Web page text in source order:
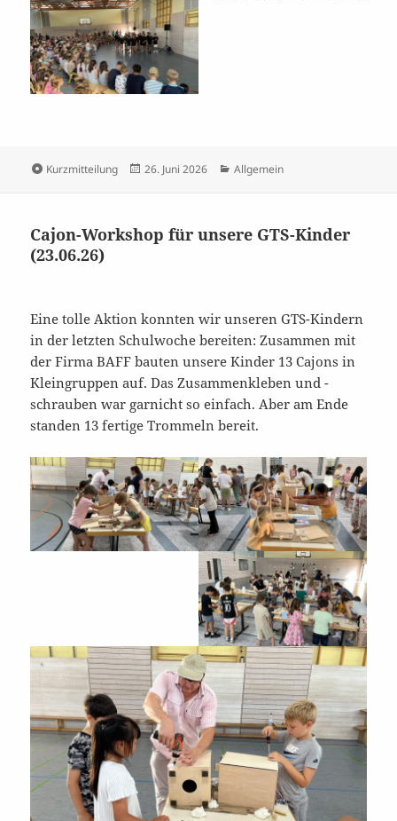
Format
Kurzmitteilung
Veröffentlicht
26. Juni 2026 Kategorien
Allgemein
Cajon-Workshop für unsere GTS-Kinder
(23.06.26)
Eine tolle Aktion konnten wir unseren GTS-Kindern
in der letzten Schulwoche bereiten: Zusammen mit
der Firma BAFF bauten unsere Kinder 13 Cajons in
Kleingruppen auf. Das Zusammenkleben und -
schrauben war garnicht so einfach. Aber am Ende
standen 13 fertige Trommeln bereit.